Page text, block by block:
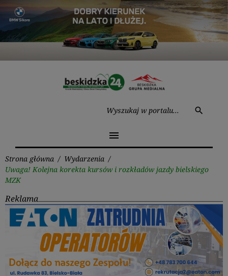
Przejdź
treści
search
menu
Strona główna / Wydarzenia /
Uwaga! Kolejna korekta kursów i rozkładów jazdy bielskiego
MZK
Reklama